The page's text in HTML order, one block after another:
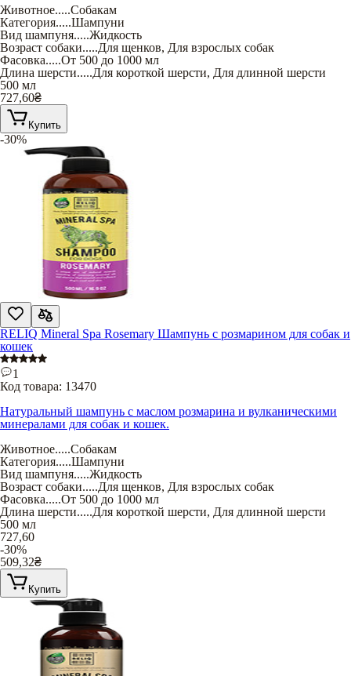
Животное.....Собакам
Категория.....Шампуни
Вид шампуня.....Жидкость
Возраст собаки.....Для щенков, Для взрослых собак
Фасовка.....От 500 до 1000 мл
Длина шерсти.....Для короткой шерсти, Для длинной шерсти
500 мл
727,60₴
Купить
-30%
RELIQ Mineral Spa Rosemary Шампунь с розмарином для собак и
кошек
1
Код товара: 13470
Натуральный шампунь с маслом розмарина и вулканическими
минералами для собак и кошек.
Животное.....Собакам
Категория.....Шампуни
Вид шампуня.....Жидкость
Возраст собаки.....Для щенков, Для взрослых собак
Фасовка.....От 500 до 1000 мл
Длина шерсти.....Для короткой шерсти, Для длинной шерсти
500 мл
727,60
-30%
509,32₴
Купить